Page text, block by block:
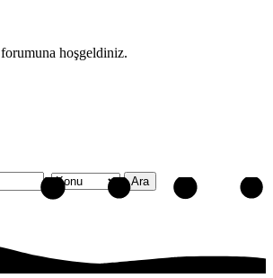
forumuna hoşgeldiniz.